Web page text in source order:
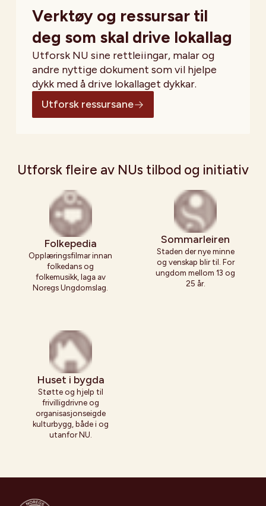
Verktøy og ressursar til
deg som skal drive lokallag
Utforsk NU sine rettleiingar, malar og
andre nyttige dokument som vil hjelpe
dykk med å drive lokallaget dykkar.
Utforsk ressursane
Utforsk fleire av NUs tilbod og initiativ
Folkepedia
Opplæringsfilmar innan
folkedans og
folkemusikk, laga av
Noregs Ungdomslag.
Sommarleiren
Staden der nye minne
og venskap blir til. For
ungdom mellom 13 og
25 år.
Huset i bygda
Støtte og hjelp til
frivilligdrivne og
organisasjonseigde
kulturbygg, både i og
utanfor NU.